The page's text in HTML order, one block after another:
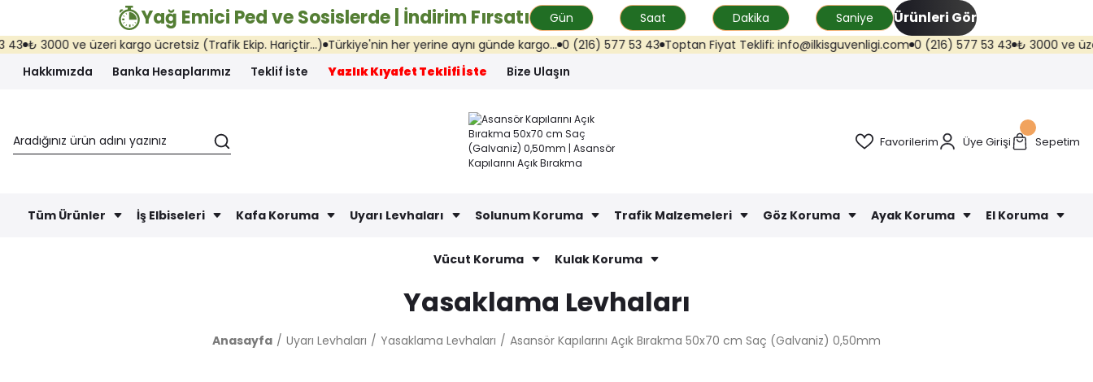
Yağ Emici Ped ve Sosislerde | İndirim Fırsatı Gün Saat Dakika Saniye Ürünleri Gör
3000 ve üzeri kargo ücretsiz (Trafik Ekip. Hariçtir...) Türkiye'nin her yerine aynı günde kargo... 0 (216) 577 53 43 Toptan Fiyat Teklifi: info@ilkisguvenligi.com 0 (216) 577 53 43 ₺ 3000 ve üzeri
Hakkımızda
Banka Hesaplarımız Teklif İste Yazlık Kıyafet Teklifi İste Bize Ulaşın
Favorilerim Üye Girişi Sepetim
Tüm Ürünler İş Elbiseleri Kafa Koruma Uyarı Levhaları Solunum Koruma Trafik Malzemeleri Göz Koruma Ayak Koruma El Koruma
Vücut Koruma Kulak Koruma
Yasaklama Levhaları
Anasayfa Uyarı Levhaları Yasaklama Levhaları Asansör Kapılarını Açık Bırakma 50x70 cm Saç (Galvaniz) 0,50mm